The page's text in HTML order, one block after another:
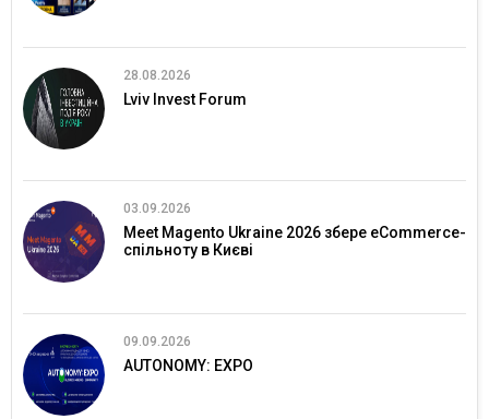
28.08.2026
Lviv Invest Forum
03.09.2026
Meet Magento Ukraine 2026 збере eCommerce-
спільноту в Києві
09.09.2026
AUTONOMY: EXPO